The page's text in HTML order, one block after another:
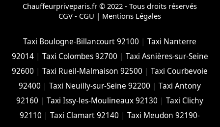
Chauffeurpriveparis.fr © 2022 - Tous droits réservés
CGV - CGU | Mentions Légales
Taxi Boulogne-Billancourt 92100 |Taxi Nanterre
92014| Taxi Colombes 92700 | Taxi Asnières-sur-Seine
92600 |Taxi Rueil-Malmaison 92500 |Taxi Courbevoie
92400 |Taxi Neuilly-sur-Seine 92200 |Taxi Antony
92160 |Taxi Issy-les-Moulineaux 92130 |Taxi Clichy
92110 |Taxi Clamart 92140 |Taxi Meudon 92190-